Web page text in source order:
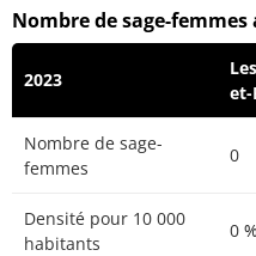
Nombre de sage-
2023
et-
Nombre de sage-
femmes
0
Densité pour 10 000
habitants
0